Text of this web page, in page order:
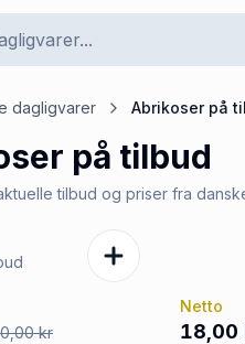
dagligvarer Abrikoserpå
på tilbud
tilbud og priser fra
kr
-10%
Netto
18,00